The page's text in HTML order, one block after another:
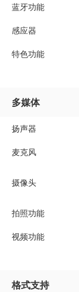
蓝牙功能
感应器
特色功能
多媒体
扬声器
麦克风
摄像头
拍照功能
视频功能
格式支持